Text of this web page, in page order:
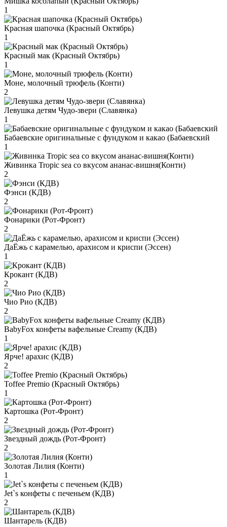
1
Красная шапочка (Красный Октябрь)
1
Красный мак (Красный Октябрь)
1
Моне, молочный трюфель (Конти)
2
Левушка детям Чудо-звери (Славянка)
1
Бабаевские оригинальные с фундуком и какао (Бабаевский
1
Живинка Tropic sea со вкусом ананас-вишня(Конти)
2
Фэнси (КДВ)
2
Фонарики (Рот-Фронт)
2
ДаЁжь с карамелью, арахисом и криспи (Эссен)
1
Крокант (КДВ)
2
Чио Рио (КДВ)
2
BabyFox конфеты вафельные Creamy (КДВ)
1
Ярче! арахис (КДВ)
2
Toffee Premio (Красный Октябрь)
1
Картошка (Рот-Фронт)
2
Звездный дождь (Рот-Фронт)
2
Золотая Лилия (Конти)
1
Jet`s конфеты с печеньем (КДВ)
2
Шантарель (КДВ)